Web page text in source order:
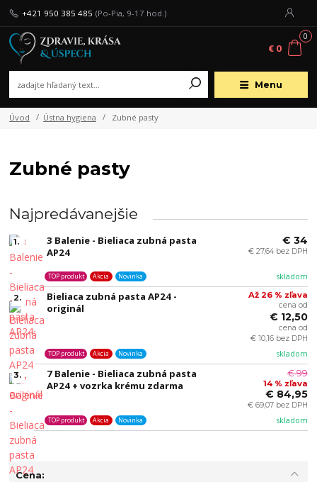
Menu
+421 950 385 485 (Po-Pia, 9-17 hod.)
0
€ 0
Úvod Ústna hygiena Zubné pasty
Zubné pasty
Najpredávanejšie
1.
3 Balenie - Bieliaca zubná pasta
AP24
skladom
TOP produkt Akcia Novinka
€ 34
€ 27,64 bez DPH
2.
Bieliaca zubná pasta AP24 -
originál
skladom
TOP produkt Akcia Novinka
Až 26 % zľava
cena od
€ 12,50
cena od
€ 10,16 bez DPH
3.
7 Balenie - Bieliaca zubná pasta
AP24 + vozrka krému zdarma
skladom
TOP produkt Akcia Novinka
€ 99
14 % zľava
€ 84,95
€ 69,07 bez DPH
Cena: